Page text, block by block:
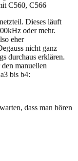
C560, C566
Dieses läuft
oder mehr.
eher
nicht ganz
durchaus erklären.
manuellen
bis b4:
dass man hören